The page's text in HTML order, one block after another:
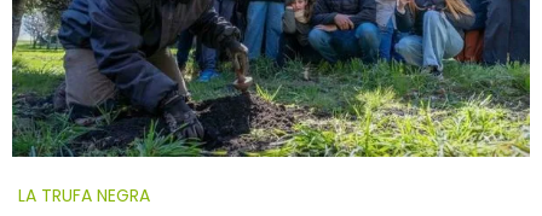
LA TRUFA NEGRA